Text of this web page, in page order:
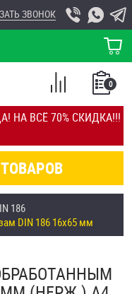
НА ВСЁ 70% СКИДКА!!!
ЗВОНОК
КОРЗИНА
0
СПИСОК
СРАВНЕНИЕ
186
DIN 186 16х65 мм